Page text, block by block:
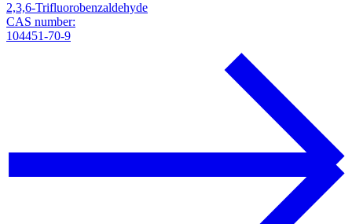
2,3,6-Trifluorobenzaldehyde
CAS number:
104451-70-9